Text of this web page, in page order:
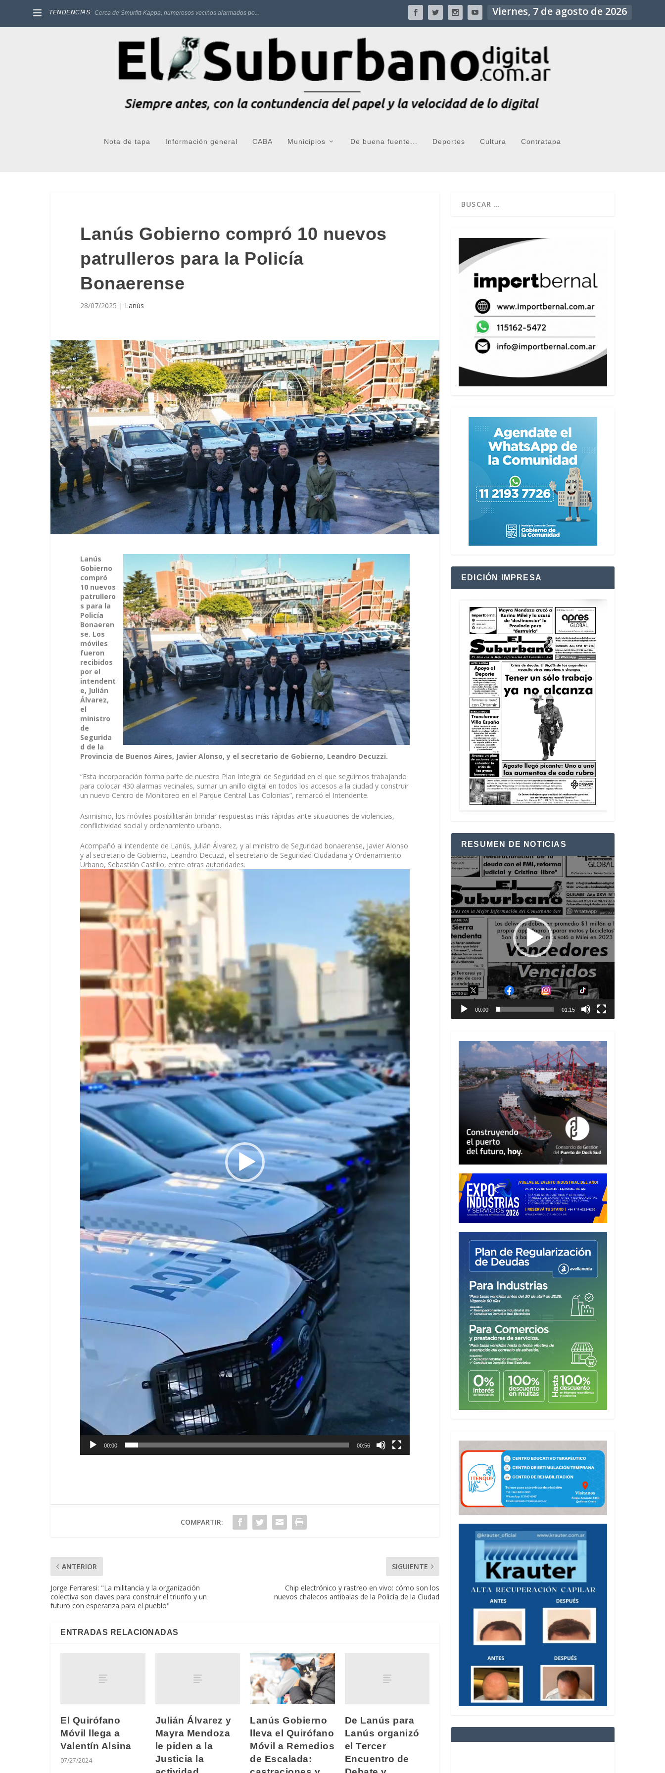
TENDENCIAS: Cerca de Smurfitt-Kappa, numerosos vecinos alarmados po... Viernes, 7 de agosto de 2026
Nota de tapa Información general CABA Municipios De buena fuente... Deportes Cultura Contratapa
Lanús Gobierno compró 10 nuevos
patrulleros para la Policía
Bonaerense
28/07/2025 | Lanús
Lanús
Gobierno
compró
10 nuevos
patrullero
s para la
Policía
Bonaeren
se. Los
móviles
fueron
recibidos
por el
intendent
e, Julián
Álvarez,
el
ministro
de
Segurida
d de la
Provincia de Buenos Aires, Javier Alonso, y el secretario de Gobierno, Leandro Decuzzi.
“Esta incorporación forma parte de nuestro Plan Integral de Seguridad en el que seguimos trabajando
para colocar 430 alarmas vecinales, sumar un anillo digital en todos los accesos a la ciudad y construir
un nuevo Centro de Monitoreo en el Parque Central Las Colonias”, remarcó el Intendente.
Asimismo, los móviles posibilitarán brindar respuestas más rápidas ante situaciones de violencias,
conflictividad social y ordenamiento urbano.
Acompañó al intendente de Lanús, Julián Álvarez, y al ministro de Seguridad bonaerense, Javier Alonso
y al secretario de Gobierno, Leandro Decuzzi, el secretario de Seguridad Ciudadana y Ordenamiento
Urbano, Sebastián Castillo, entre otras autoridades.
Reproductor
00:00 00:56
COMPARTIR:
ANTERIOR
Jorge Ferraresi: "La militancia y la organización
colectiva son claves para construir el triunfo y un
futuro con esperanza para el pueblo"
SIGUIENTE
Chip electrónico y rastreo en vivo: cómo son los
nuevos chalecos antibalas de la Policía de la Ciudad
ENTRADAS RELACIONADAS
El Quirófano
Móvil llega a
Valentín Alsina
07/27/2024
Julián Álvarez y
Mayra Mendoza
le piden a la
Justicia la
Lanús Gobierno
lleva el Quirófano
Móvil a Remedios
de Escalada:
De Lanús para
Lanús organizó
el Tercer
Encuentro de
EDICIÓN IMPRESA
RESUMEN DE NOTICIAS
Reproductor
de
vídeo
00:00 01:15